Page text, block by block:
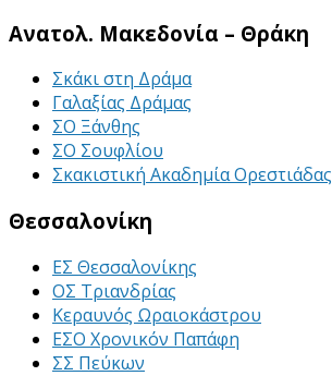
Ανατολ. Μακεδονία – Θράκη
Σκάκι στη Δράμα
Γαλαξίας Δράμας
ΣΟ Ξάνθης
ΣΟ Σουφλίου
Σκακιστική Ακαδημία Ορεστιάδας
Θεσσαλονίκη
ΕΣ Θεσσαλονίκης
ΟΣ Τριανδρίας
Κεραυνός Ωραιοκάστρου
ΕΣΟ Χρονικόν Παπάφη
ΣΣ Πεύκων